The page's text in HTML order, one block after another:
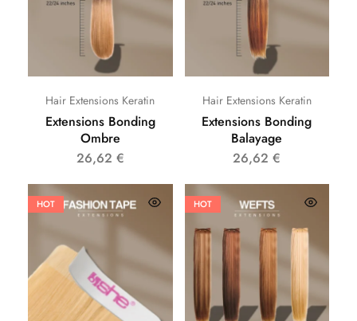
Hair Extensions Keratin
Extensions Bonding
Ombre
26,62 €
Hair Extensions Keratin
Extensions Bonding
Balayage
26,62€
HOT HOT